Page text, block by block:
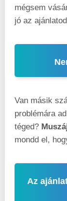
mégsem
jó az
Van másik
problémára
téged?
mondd el,
Az